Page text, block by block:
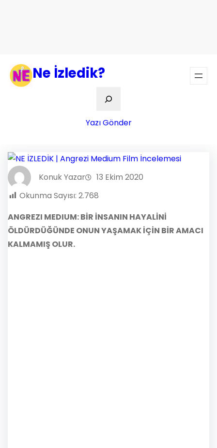
Ne İzledik?
Ara
Yazı Gönder
Konuk Yazar
13 Ekim 2020
Okunma Sayısı: 2.768
ANGREZI MEDIUM: BİR İNSANIN HAYALİNİ
ÖLDÜRDÜĞÜNDE ONUN YAŞAMAK İÇİN BİR AMACI
KALMAMIŞ OLUR.